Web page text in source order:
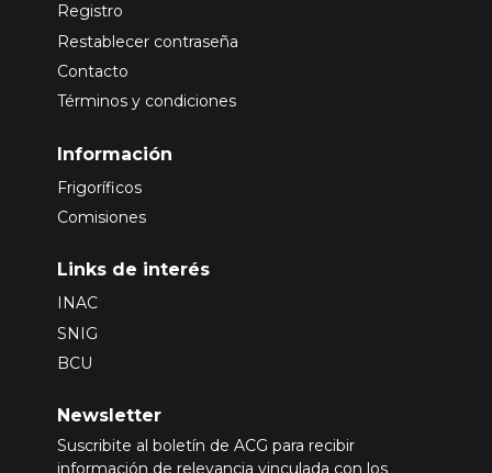
Registro
Restablecer contraseña
Contacto
Términos y condiciones
Información
Frigoríficos
Comisiones
Links de interés
INAC
SNIG
BCU
Newsletter
Suscribite al boletín de ACG para recibir